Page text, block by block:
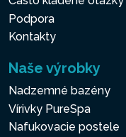
Podpora
Kontakty
Naše výrobky
Nadzemné bazény
Vírivky PureSpa
Nafukovacie postele